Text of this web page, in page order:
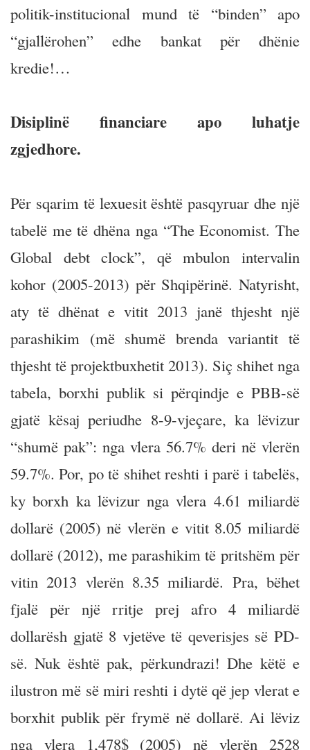
politik-institucional mund të “binden” apo
“gjallërohen” edhe bankat për dhënie
kredie!…
Disiplinë financiare apo luhatje
zgjedhore.
Për sqarim të lexuesit është pasqyruar dhe një
tabelë me të dhëna nga “The Economist. The
Global debt clock”, që mbulon intervalin
kohor (2005-2013) për Shqipërinë. Natyrisht,
aty të dhënat e vitit 2013 janë thjesht një
parashikim (më shumë brenda variantit të
thjesht të projektbuxhetit 2013). Siç shihet nga
tabela, borxhi publik si përqindje e PBB-së
gjatë kësaj periudhe 8-9-vjeçare, ka lëvizur
“shumë pak”: nga vlera 56.7% deri në vlerën
59.7%. Por, po të shihet reshti i parë i tabelës,
ky borxh ka lëvizur nga vlera 4.61 miliardë
dollarë (2005) në vlerën e vitit 8.05 miliardë
dollarë (2012), me parashikim të pritshëm për
vitin 2013 vlerën 8.35 miliardë. Pra, bëhet
fjalë për një rritje prej afro 4 miliardë
dollarësh gjatë 8 vjetëve të qeverisjes së PD-
së. Nuk është pak, përkundrazi! Dhe këtë e
ilustron më së miri reshti i dytë që jep vlerat e
borxhit publik për frymë në dollarë. Ai lëviz
nga vlera 1,478$ (2005) në vlerën 2528